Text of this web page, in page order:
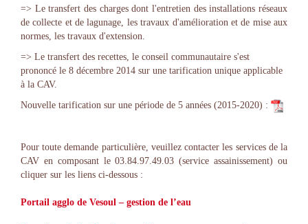
=> Le transfert des charges dont l'entretien des installations réseaux
de collecte et de lagunage, les travaux d'amélioration et de mise aux
normes, les travaux d'extension.
=> Le transfert des recettes, le conseil communautaire s'est
prononcé le 8 décembre 2014 sur une tarification unique applicable
à la CAV.
Nouvelle tarification sur une période de 5 années (2015-2020) :
Pour toute demande particulière, veuillez contacter les services de la
CAV en composant le 03.84.97.49.03 (service assainissement) ou
cliquer sur les liens ci-dessous :
Portail agglo de Vesoul – gestion de l’eau